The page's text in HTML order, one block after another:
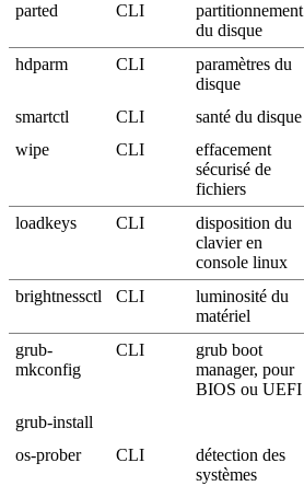
parted CLI
partitionnement
du disque
hdparm CLI
paramètres du
disque
smartctl CLI santé du disque
wipe
CLI
effacement
sécurisé de
fichiers
loadkeys CLI
disposition du
clavier en
console linux
brightnessctl CLI
luminosité du
matériel
grub-
mkconfig
CLI
grub boot
manager, pour
BIOS ou UEFI
grub-install
os-prober
CLI
détection des
systèmes